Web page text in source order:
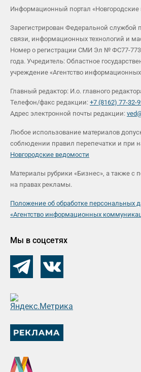
Информационный портал «Новгородские
Зарегистрирован Федеральной службой
связи, информационных технологий и
Номер о регистрации СМИ Эл № ФС77-
года. Учредитель: Областное
учреждение «Агентство
Главный редактор: И.о. главного
Телефон/факс редакции: +7 (8162) 77-32-
Адрес электронной почты редакции:
Любое использование материалов
соблюдении правил перепечатки и при
Новгородские ведомости
Материалы рубрики «Бизнес», а также с
на правах рекламы.
Положение об обработке персональных
«Агентство информационных
Мы в соцсетях